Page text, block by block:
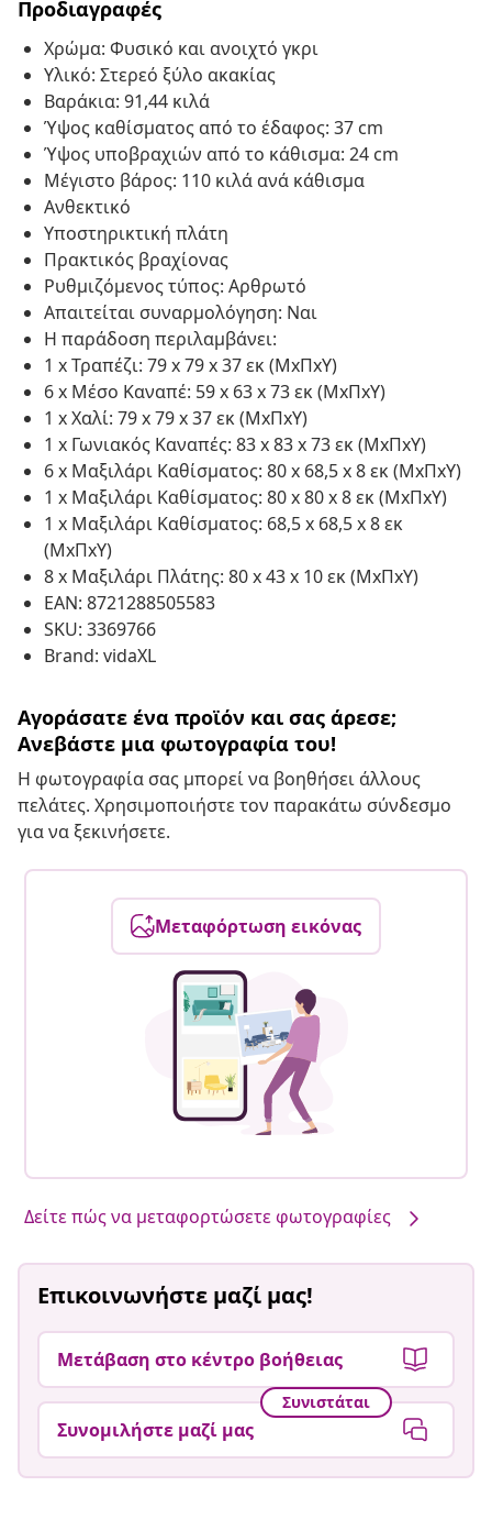
Προδιαγραφές
Χρώμα: Φυσικό και ανοιχτό γκρι
Υλικό: Στερεό ξύλο ακακίας
Βαράκια: 91,44 κιλά
Ύψος καθίσματος από το έδαφος: 37 cm
Ύψος υποβραχιών από το κάθισμα: 24 cm
Μέγιστο βάρος: 110 κιλά ανά κάθισμα
Ανθεκτικό
Υποστηρικτική πλάτη
Πρακτικός βραχίονας
Ρυθμιζόμενος τύπος: Αρθρωτό
Απαιτείται συναρμολόγηση: Ναι
Η παράδοση περιλαμβάνει:
1 x Τραπέζι: 79 x 79 x 37 εκ (ΜxΠxΥ)
6 x Μέσο Καναπέ: 59 x 63 x 73 εκ (ΜxΠxΥ)
1 x Χαλί: 79 x 79 x 37 εκ (ΜxΠxΥ)
1 x Γωνιακός Καναπές: 83 x 83 x 73 εκ (ΜxΠxΥ)
6 x Μαξιλάρι Καθίσματος: 80 x 68,5 x 8 εκ (ΜxΠxΥ)
1 x Μαξιλάρι Καθίσματος: 80 x 80 x 8 εκ (ΜxΠxΥ)
1 x Μαξιλάρι Καθίσματος: 68,5 x 68,5 x 8 εκ
(ΜxΠxΥ)
8 x Μαξιλάρι Πλάτης: 80 x 43 x 10 εκ (ΜxΠxΥ)
EAN: 8721288505583
SKU: 3369766
Brand: vidaXL
Αγοράσατε ένα προϊόν και σας άρεσε;
Ανεβάστε μια φωτογραφία του!
Η φωτογραφία σας μπορεί να βοηθήσει άλλους
πελάτες. Χρησιμοποιήστε τον παρακάτω σύνδεσμο
για να ξεκινήσετε.
Μεταφόρτωση εικόνας
Δείτε πώς να μεταφορτώσετε φωτογραφίες
Επικοινωνήστε μαζί μας!
Μετάβαση στο κέντρο βοήθειας
Συνιστάται
Συνομιλήστε μαζί μας